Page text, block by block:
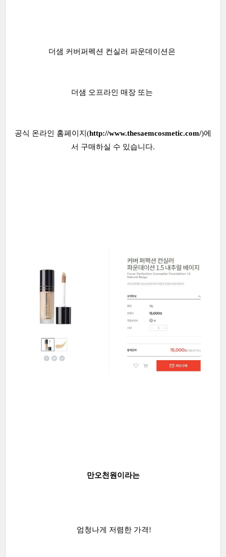
더샘 커버퍼펙션 컨실러 파운데이션은
더샘 오프라인 매장 또는
공식 온라인 홈페이지(http://www.thesaemcosmetic.com/)에
서 구매하실 수 있습니다.
만오천원이라는
엄청나게 저렴한 가격!